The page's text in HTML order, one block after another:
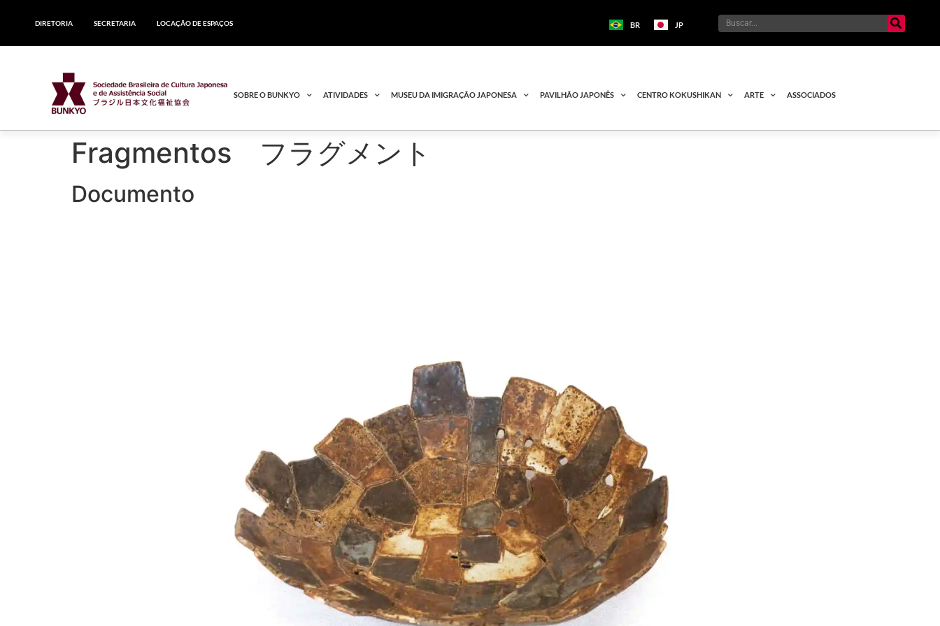
DIRETORIA SECRETARIA LOCAÇÃO DE ESPAÇOS BR JP
SOBRE O BUNKYO ATIVIDADES MUSEU DA IMIGRAÇÃO JAPONESA PAVILHÃO JAPONÊS CENTRO KOKUSHIKAN ARTE ASSOCIADOS
Fragmentos フラグメント
Documento